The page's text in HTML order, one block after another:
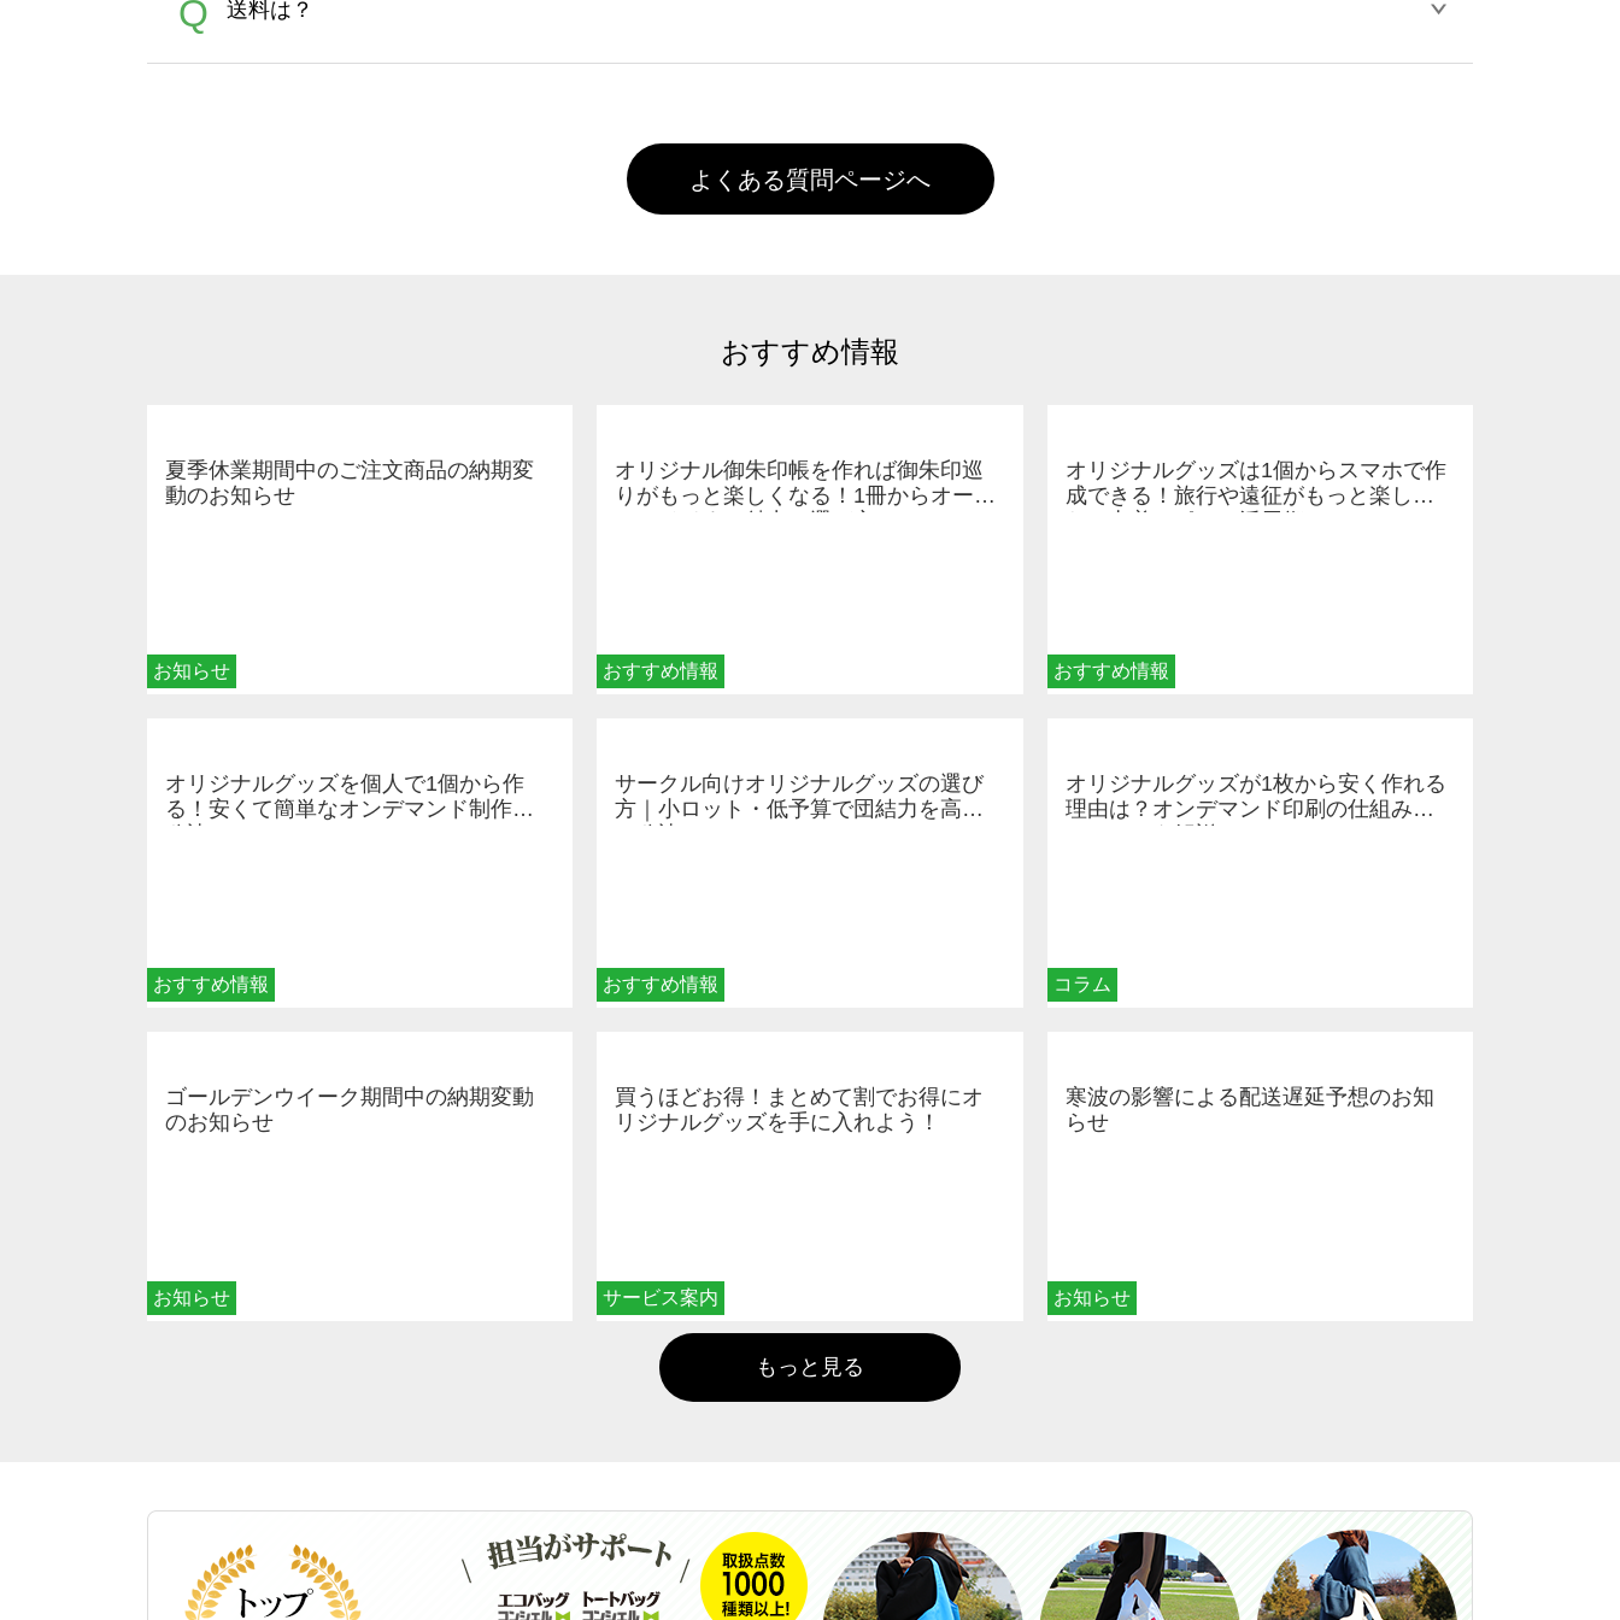
文に関わらず、前処理剤が残った状態でお届けとなる場合がございます。※2 濃色は淡色に比べ処理剤が目立ちやすく、1回の水洗いで
A
Adobeデータ(AI,PSD)で保存して頂き、デザインツール上にアップロードをお願い致します。
Q 送料は？
よくある質問ページへ
おすすめ情報
お知らせ
夏季休業期間中のご注文商品の納期変
動のお知らせ
おすすめ情報
オリジナル御朱印帳を作れば御朱印巡
りがもっと楽しくなる！1冊からオーダ
おすすめ情報
オリジナルグッズは1個からスマホで作
成できる！旅行や遠征がもっと楽しく
おすすめ情報
オリジナルグッズを個人で1個から作
る！安くて簡単なオンデマンド制作の
おすすめ情報
サークル向けオリジナルグッズの選び
方｜小ロット・低予算で団結力を高め
コラム
オリジナルグッズが1枚から安く作れる
理由は？オンデマンド印刷の仕組みと
お知らせ
ゴールデンウイーク期間中の納期変動
のお知らせ
サービス案内
買うほどお得！まとめて割でお得にオ
リジナルグッズを手に入れよう！
お知らせ
寒波の影響による配送遅延予想のお知
らせ
もっと見る